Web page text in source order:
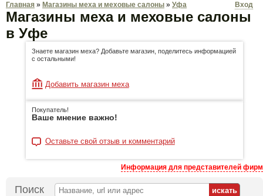
Главная » Магазины меха и меховые салоны » Уфа Вход
Магазины меха и меховые салоны
в Уфе
Знаете магазин меха? Добавьте магазин, поделитесь информацией
с остальными!
Добавить магазин меха
Покупатель!
Ваше мнение важно!
Оставьте свой отзыв и комментарий
Информация для представителей фирм
Поиск